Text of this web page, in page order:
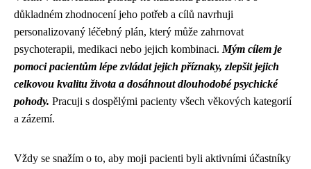
důkladném zhodnocení jeho potřeb a cílů navrhuji
personalizovaný léčebný plán, který může zahrnovat
psychoterapii, medikaci nebo jejich kombinaci. Mým cílem je
pomoci pacientům lépe zvládat jejich příznaky, zlepšit jejich
celkovou kvalitu života a dosáhnout dlouhodobé psychické
pohody. Pracuji s dospělými pacienty všech věkových kategorií
a zázemí.
Vždy se snažím o to, aby moji pacienti byli aktivními účastníky